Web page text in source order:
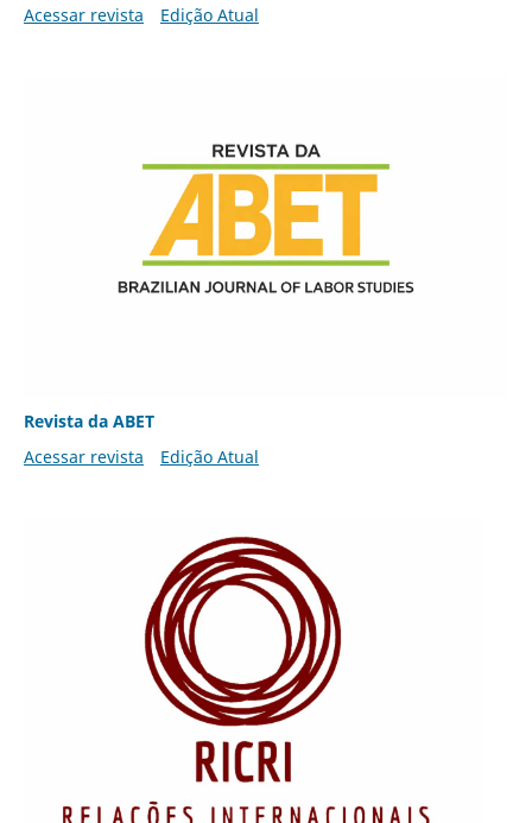
Acessar revista Edição Atual
Revista da ABET
Acessar revista
Edição Atual